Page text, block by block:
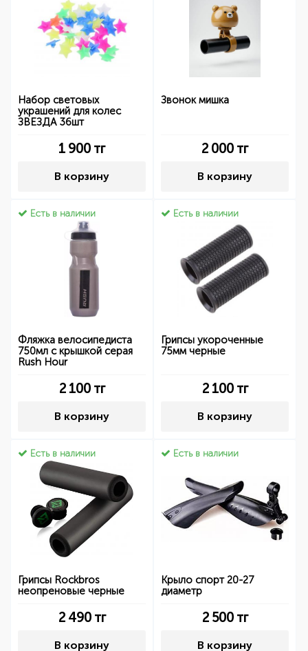
Набор световых
украшений для колес
ЗВЕЗДА 36шт
1 900 тг
В корзину
Звонок мишка
2 000 тг
В корзину
Есть в наличии
Фляжка велосипедиста
750мл с крышкой серая
Rush Hour
2 100тг
В корзину
Есть в наличии
Грипсы укороченные
75мм черные
2 100тг
В корзину
Есть в наличии
Грипсы Rockbros
неопреновые черные
2 490тг
В корзину
Есть в наличии
Крыло спорт 20-27
диаметр
2 500тг
В корзину